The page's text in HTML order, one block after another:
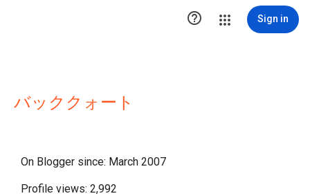
 Sign in
バッククォート
On Blogger since: March 2007
Profile views: 2,992